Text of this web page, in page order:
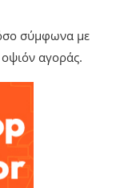
σύμφωνα με
αγοράς.